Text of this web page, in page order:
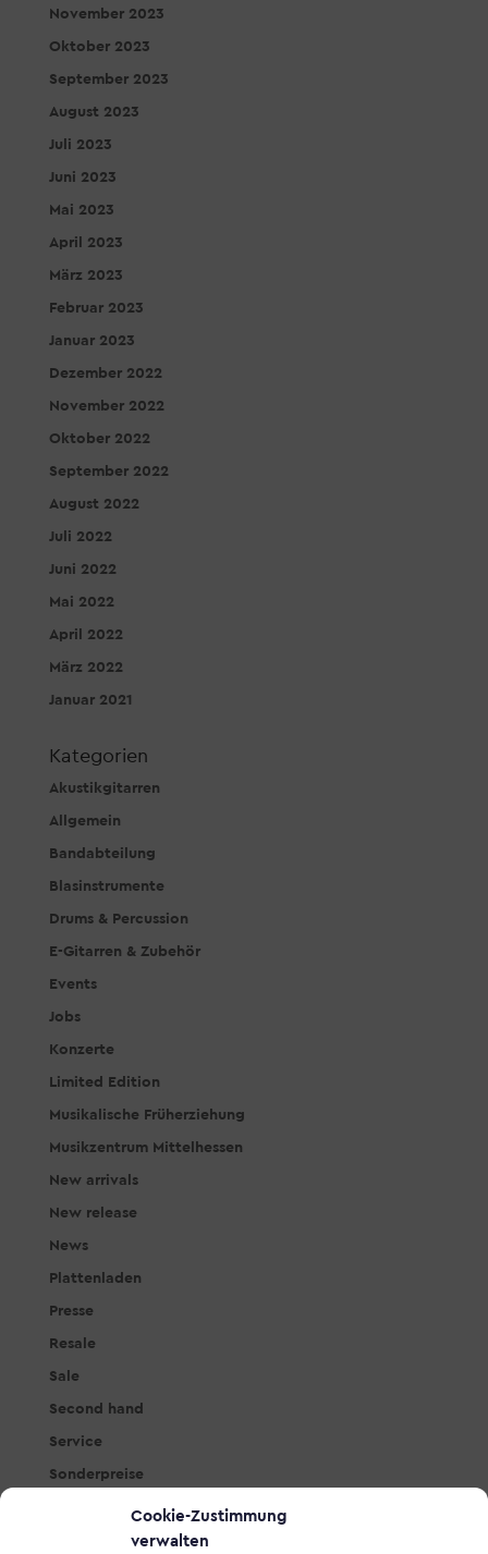
Cookie-Zustimmung
verwalten
November 2023
Oktober 2023
September 2023
August 2023
Juli 2023
Juni 2023
Mai 2023
April 2023
März 2023
Februar 2023
Januar 2023
Dezember 2022
November 2022
Oktober 2022
September 2022
August 2022
Juli 2022
Juni 2022
Mai 2022
April 2022
März 2022
Januar 2021
Kategorien
Akustikgitarren
Allgemein
Bandabteilung
Blasinstrumente
Drums & Percussion
E-Gitarren & Zubehör
Events
Jobs
Konzerte
Limited Edition
Musikalische Früherziehung
Musikzentrum Mittelhessen
New arrivals
New release
News
Plattenladen
Presse
Resale
Sale
Second hand
Service
Sonderpreise
Tasteninstrumente